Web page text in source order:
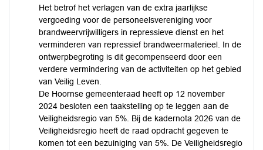
Het betrof het verlagen van de extra jaarlijkse
vergoeding voor de personeelsvereniging voor
brandweervrijwilligers in repressieve dienst en het
verminderen van repressief brandweermaterieel. In de
ontwerpbegroting is dit gecompenseerd door een
verdere vermindering van de activiteiten op het gebied
van Veilig Leven.
De Hoornse gemeenteraad heeft op 12 november
2024 besloten een taakstelling op te leggen aan de
Veiligheidsregio van 5%. Bij de kadernota 2026 van de
Veiligheidsregio heeft de raad opdracht gegeven te
komen tot een bezuiniging van 5%. De Veiligheidsregio